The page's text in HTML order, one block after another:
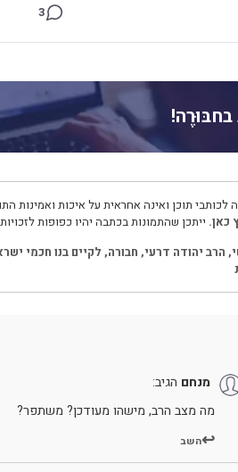
3
בחבּוּרֶה!
תוכן ואינה אחראית על איכות ואמינות
כאן. ייתכן שהתמונות בכתבה יהיו כפופות
, הרב יהודה דרעי, חבורה, לקיים בנו חכמי
מנחם הגיב:
מה מצב הרב, מישהו מעודכן? משתפר?
השב